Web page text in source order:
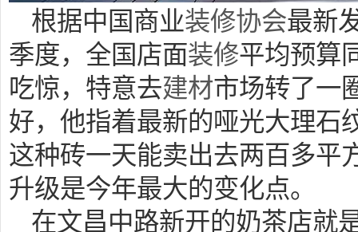
根据中国商业装修协会最新
季度，全国店面装修平均预算
吃惊，特意去建材市场转了一
好，他指着最新的哑光大理石
这种砖一天能卖出去两百多平
升级是今年最大的变化点。
在文昌中路新开的奶茶店就